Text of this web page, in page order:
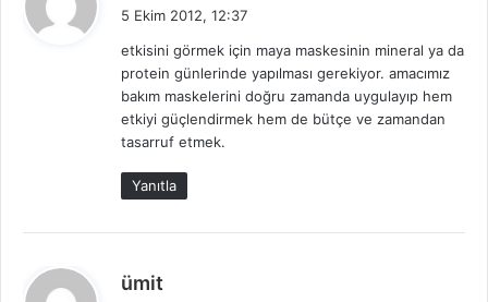
i
k
i
5 Ekim 2012, 12:37
etkisini görmek için maya maskesinin mineral ya da
protein günlerinde yapılması gerekiyor. amacımız
bakım maskelerini doğru zamanda uygulayıp hem
etkiyi güçlendirmek hem de bütçe ve zamandan
tasarruf etmek.
Yanıtla
ümit